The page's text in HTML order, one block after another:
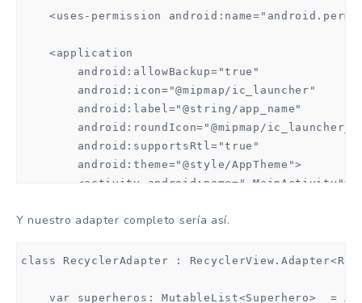
<uses-permission
    <application
        android:allowBackup="true"
        android:icon="@mipmap/ic_launcher"
        android:label="@string/app_name"
android:roundIcon="@mipmap/
        android:supportsRtl="true"
        android:theme="@style/AppTheme">
        <activity android:name=".MainActivity">
<action
<category
        </activity>
Y nuestro adapter completo sería así.
class RecyclerAdapter :
var superheros: MutableList<Superhero>  =